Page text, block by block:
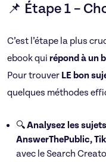
📌 Étape 1 –
C’est l’étape la plus
ebook qui répond à un
Pour trouver LE bon
quelques méthodes
🔍Analysez les
AnswerThePublic,
avec le Search